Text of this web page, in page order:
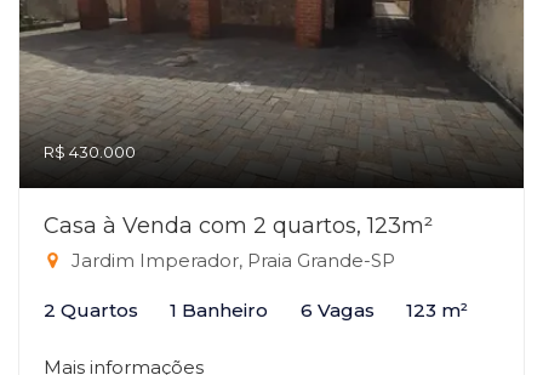
R$ 430.000
Casa à Venda com 2 quartos, 123m²
Jardim Imperador, Praia Grande-SP
2 Quartos 1 Banheiro 6 Vagas 123 m²
Mais informações